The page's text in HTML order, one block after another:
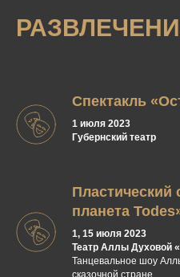
Спектакль
1 июля 2023
Губернский театр
Пластический
планета
1, 15 июля 2023
Театр Аллы Духовой
Танцевальное шоу
сказочной стране